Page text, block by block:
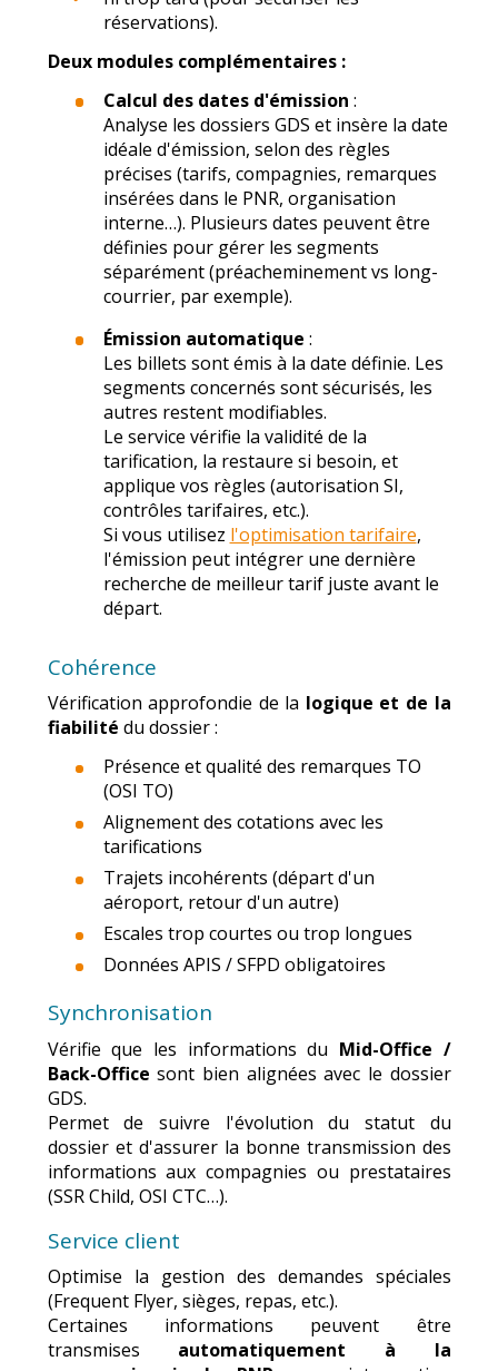
réservations).
Deux modules complémentaires :
Calcul des dates d'émission :
Analyse les dossiers GDS et insère la date
idéale d'émission, selon des règles
précises (tarifs, compagnies, remarques
insérées dans le PNR, organisation
interne…). Plusieurs dates peuvent être
définies pour gérer les segments
séparément (préacheminement vs long-
courrier, par exemple).
Émission automatique :
Les billets sont émis à la date définie. Les
segments concernés sont sécurisés, les
autres restent modifiables.
Le service vérifie la validité de la
tarification, la restaure si besoin, et
applique vos règles (autorisation SI,
contrôles tarifaires, etc.).
Si vous utilisez l'optimisation tarifaire,
l'émission peut intégrer une dernière
recherche de meilleur tarif juste avant le
départ.
Cohérence
Vérification approfondie de la logique et de la
fiabilité du dossier :
Présence et qualité des remarques TO
(OSI TO)
Alignement des cotations avec les
tarifications
Trajets incohérents (départ d'un
aéroport, retour d'un autre)
Escales trop courtes ou trop longues
Données APIS / SFPD obligatoires
Synchronisation
Vérifie que les informations du Mid-Office /
Back-Office sont bien alignées avec le dossier
GDS.
Permet de suivre l'évolution du statut du
dossier et d'assurer la bonne transmission des
informations aux compagnies ou prestataires
(SSR Child, OSI CTC…).
Service client
Optimise la gestion des demandes spéciales
(Frequent Flyer, sièges, repas, etc.).
Certaines informations peuvent être
transmises automatiquement à la